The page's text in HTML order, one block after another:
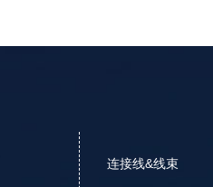
连接线&线束